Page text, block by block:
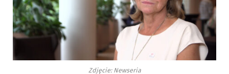
Zdjęcie: Newseria